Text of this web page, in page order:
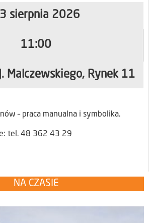
sierpnia 2026
11:00
Malczewskiego, Rynek 11
– praca manualna i symbolika.
tel. 48 362 43 29
NA CZASIE